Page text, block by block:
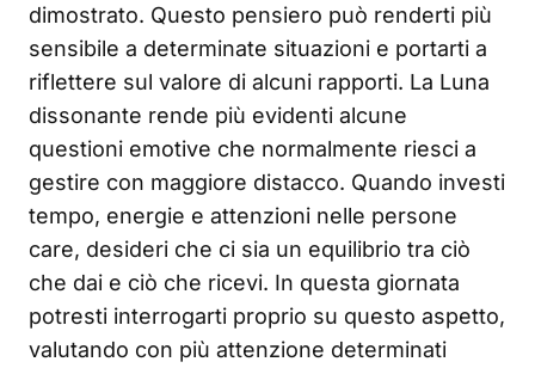
dimostrato. Questo pensiero può renderti più
sensibile a determinate situazioni e portarti a
riflettere sul valore di alcuni rapporti. La Luna
dissonante rende più evidenti alcune
questioni emotive che normalmente riesci a
gestire con maggiore distacco. Quando investi
tempo, energie e attenzioni nelle persone
care, desideri che ci sia un equilibrio tra ciò
che dai e ciò che ricevi. In questa giornata
potresti interrogarti proprio su questo aspetto,
valutando con più attenzione determinati